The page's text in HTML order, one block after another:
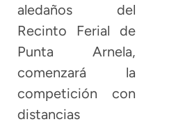
aledaños del
Recinto Ferial de
Punta Arnela,
comenzará la
competición con
distancias